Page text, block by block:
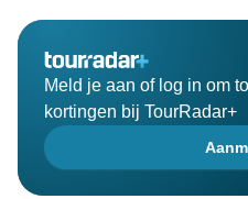
Meld je aan of log in om
kortingen bij TourRadar+